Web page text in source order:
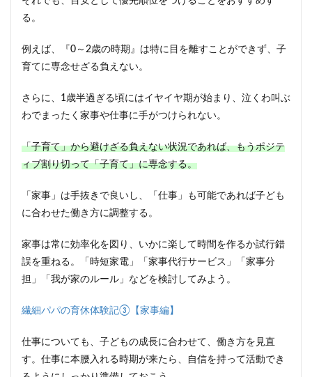
る。
例えば、『0～2歳の時期』は特に目を離すことができず、子
育てに専念せざる負えない。
さらに、1歳半過ぎる頃にはイヤイヤ期が始まり、泣くわ叫ぶ
わでまったく家事や仕事に手がつけられない。
「子育て」から避けざる負えない状況であれば、もうポジテ
ィブ割り切って「子育て」に専念する。
「家事」は手抜きで良いし、「仕事」も可能であれば子ども
に合わせた働き方に調整する。
家事は常に効率化を図り、いかに楽して時間を作るか試行錯
誤を重ねる。「時短家電」「家事代行サービス」「家事分
担」「我が家のルール」などを検討してみよう。
繊細パパの育休体験記③【家事編】
仕事についても、子どもの成長に合わせて、働き方を見直
す。仕事に本腰入れる時期が来たら、自信を持って活動でき